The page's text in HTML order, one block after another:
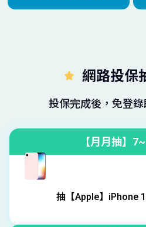
網路投保
投保完成後，免登
【月月抽】
抽【Apple】iPhone